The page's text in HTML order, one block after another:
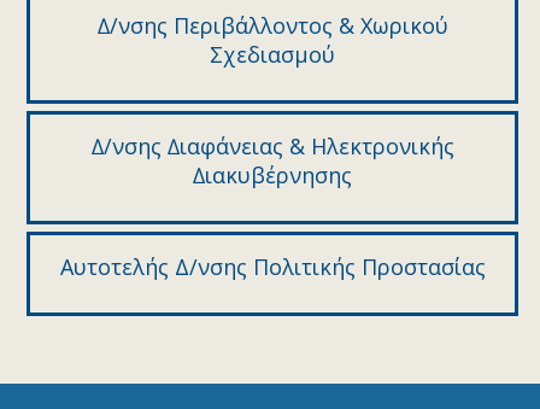
∆/νσης Περιβάλλοντος & Χωρικού
Σχεδιασµού
∆/νσης ∆ιαφάνειας & Ηλεκτρονικής
∆ιακυβέρνησης
Αυτοτελής Δ/νσης Πολιτικής Προστασίας